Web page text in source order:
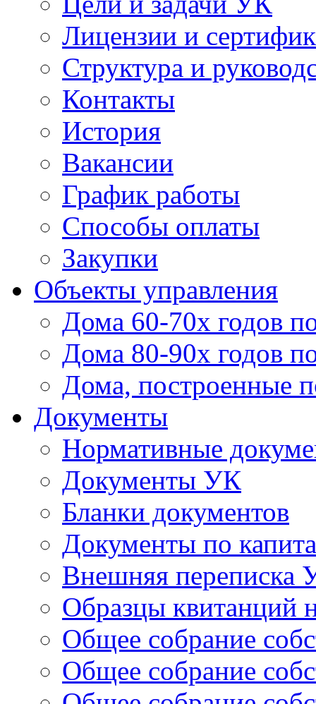
Лицензии и
Структура и
Контакты
История
Вакансии
График работы
Способы оплаты
Закупки
Объекты управления
Дома 60-70х годов
Дома 80-90х годов
Дома, построенные
Документы
Нормативные
Документы УК
Бланки документов
Документы по
Внешняя переписка
Образцы квитанций
Общее собрание
Общее собрание